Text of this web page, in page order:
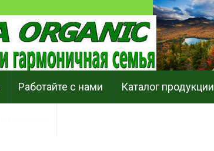
Работайте с нами Каталог продукции